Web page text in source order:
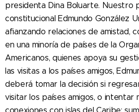
presidenta Dina Boluarte. Nuestro
constitucional Edmundo González
afianzando relaciones de amistad,
en una minoría de países de la
Americanos, quienes apoya su
las visitas a los países amigos,
deberá tomar la decisión si
visitar los países amigos, o intentar